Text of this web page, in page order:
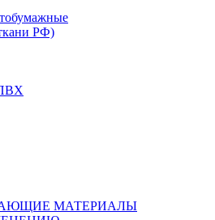
РФ)
МАТЕРИАЛЫ